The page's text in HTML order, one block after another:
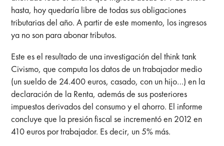
hasta, hoy quedaría libre de todas sus obligaciones
tributarias del año. A partir de este momento, los ingresos
ya no son para abonar tributos.
Este es el resultado de una investigación del think tank
Civismo, que computa los datos de un trabajador medio
(un sueldo de 24.400 euros, casado, con un hijo…) en la
declaración de la Renta, además de sus posteriores
impuestos derivados del consumo y el ahorro. El informe
concluye que la presión fiscal se incrementó en 2012 en
410 euros por trabajador. Es decir, un 5% más.